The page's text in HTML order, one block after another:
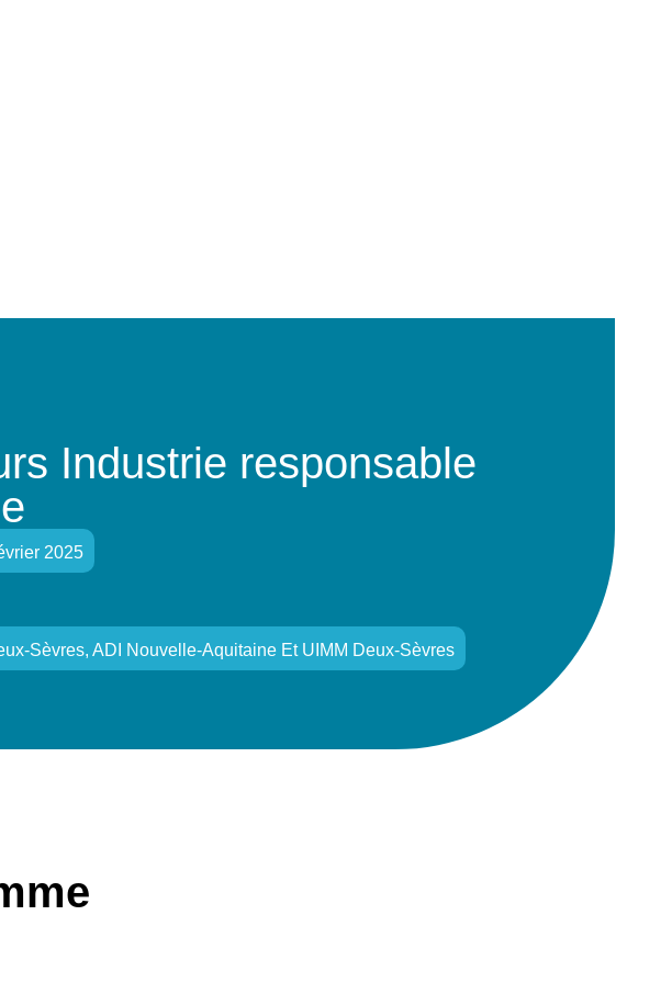
Industrie responsable
2025
Sèvres, ADI Nouvelle-Aquitaine Et UIMM Deux-Sèvres